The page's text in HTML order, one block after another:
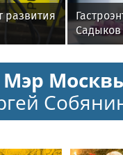
развития
Садыков
сахар в
тканей
Мэр